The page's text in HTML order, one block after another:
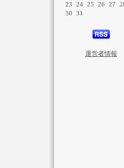
23
30
24
31
25 26 27
運営者情報